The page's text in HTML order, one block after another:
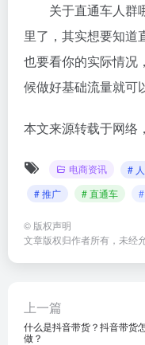
关于直通车人群
里了，其实想要知道
也要看你的实际情况
候做好基础流量就可
本文来源转载于网络
电商资讯 #
# 推广
# 直通车
© 版权声明
文章版权归作者所有，未经
上一篇
什么是抖音带货？抖音带货
做？